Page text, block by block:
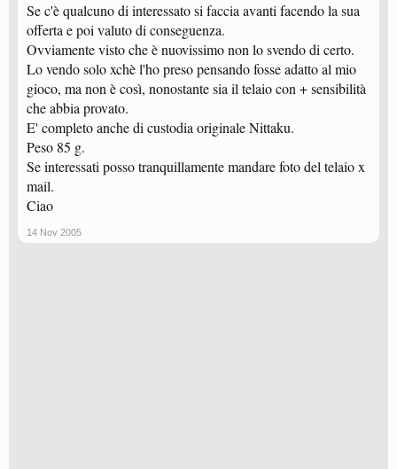
Se c'è qualcuno di interessato si faccia avanti facendo la sua
offerta e poi valuto di conseguenza.
Ovviamente visto che è nuovissimo non lo svendo di certo.
Lo vendo solo xchè l'ho preso pensando fosse adatto al mio
gioco, ma non è così, nonostante sia il telaio con + sensibilità
che abbia provato.
E' completo anche di custodia originale Nittaku.
Peso 85 g.
Se interessati posso tranquillamente mandare foto del telaio x
mail.
Ciao
14 Nov 2005